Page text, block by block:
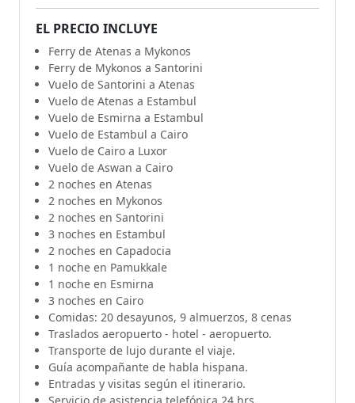
EL PRECIO INCLUYE
Ferry de Atenas a Mykonos
Ferry de Mykonos a Santorini
Vuelo de Santorini a Atenas
Vuelo de Atenas a Estambul
Vuelo de Esmirna a Estambul
Vuelo de Estambul a Cairo
Vuelo de Cairo a Luxor
Vuelo de Aswan a Cairo
2 noches en Atenas
2 noches en Mykonos
2 noches en Santorini
3 noches en Estambul
2 noches en Capadocia
1 noche en Pamukkale
1 noche en Esmirna
3 noches en Cairo
Comidas: 20 desayunos, 9 almuerzos, 8 cenas
Traslados aeropuerto - hotel - aeropuerto.
Transporte de lujo durante el viaje.
Guía acompañante de habla hispana.
Entradas y visitas según el itinerario.
Servicio de asistencia telefónica 24 hrs.